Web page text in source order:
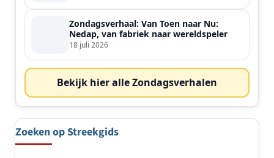
Zondagsverhaal: Van Toen naar Nu:
Nedap, van fabriek naar wereldspeler
18 juli 2026
Bekijk hier alle Zondagsverhalen
Zoeken op Streekgids